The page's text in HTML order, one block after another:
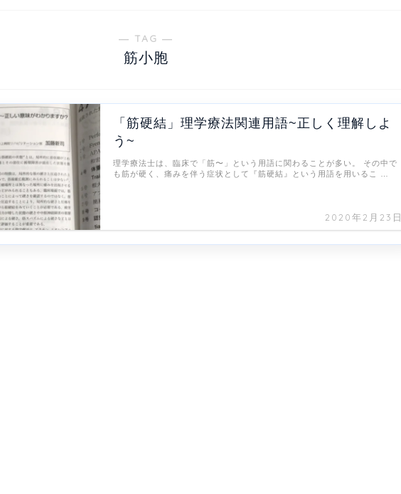
― TAG ―
筋小胞
「筋硬結」理学療法関連用語~正しく理解しよ
う~
2020年2月23日
理学療法士は、臨床で「筋〜」という用語に関わることが多い。 その中で
も筋が硬く、痛みを伴う症状として『筋硬結』という用語を用いるこ …